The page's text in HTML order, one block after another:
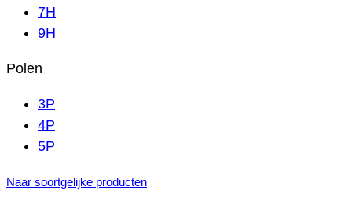
7H
9H
Polen
3P
4P
5P
Naar soortgelijke producten